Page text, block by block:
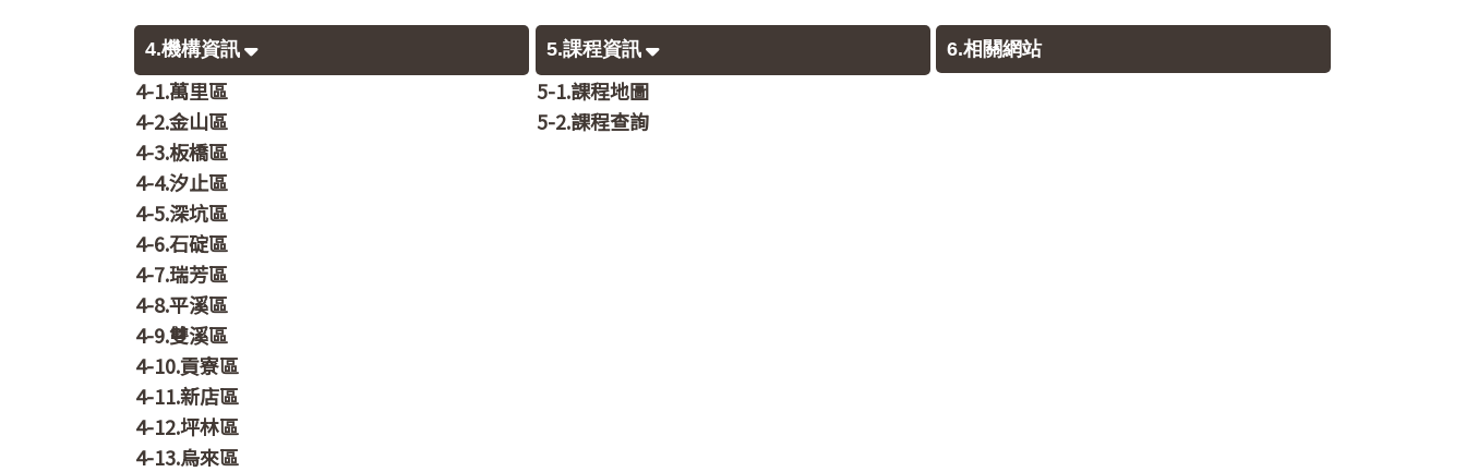
4.機構資訊
4-1.萬里區
4-2.金山區
4-3.板橋區
4-4.汐止區
4-5.深坑區
4-6.石碇區
4-7.瑞芳區
4-8.平溪區
4-9.雙溪區
4-10.貢寮區
4-11.新店區
4-12.坪林區
4-13.烏來區
5.課程資訊
5-1.課程地圖
5-2.課程查詢
6.相關網站